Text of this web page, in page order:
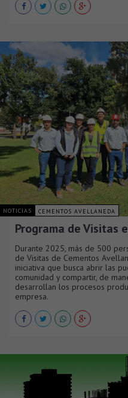
NOTICIAS CEMENTOS AVELLANEDA
Programa de Visitas
Durante 2025, más de 500
de Visitas de Cementos
iniciativa que busca abrir las
comunidad y compartir, de
desarrollan los procesos
empresa.